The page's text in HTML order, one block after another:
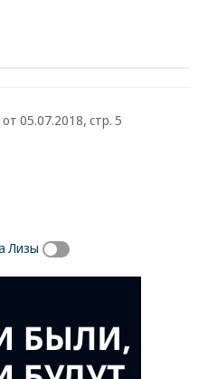
В США, по данным
от 05.07.2018, стр. 5
Лизы